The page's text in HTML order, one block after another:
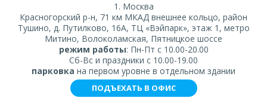
1. Москва
Красногорский р-н, 71 км МКАД внешнее кольцо, район
Тушино, д. Путилково, 16А, ТЦ «Вэйпарк», этаж 1, метро
Митино, Волоколамская, Пятницкое шоссе
режим работы: Пн-Пт с 10.00-20.00
Сб-Вс и праздники с 10.00-19.00
парковка на первом уровне в отдельном здании
ПОДЪЕХАТЬ В ОФИС